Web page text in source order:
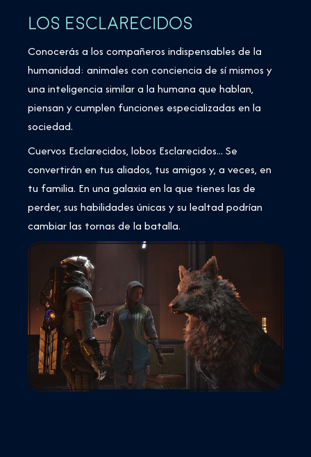
LOS ESCLARECIDOS
Conocerás a los compañeros indispensables de la
humanidad: animales con conciencia de sí mismos y
una inteligencia similar a la humana que hablan,
piensan y cumplen funciones especializadas en la
sociedad.
Cuervos Esclarecidos, lobos Esclarecidos... Se
convertirán en tus aliados, tus amigos y, a veces, en
tu familia. En una galaxia en la que tienes las de
perder, sus habilidades únicas y su lealtad podrían
cambiar las tornas de la batalla.